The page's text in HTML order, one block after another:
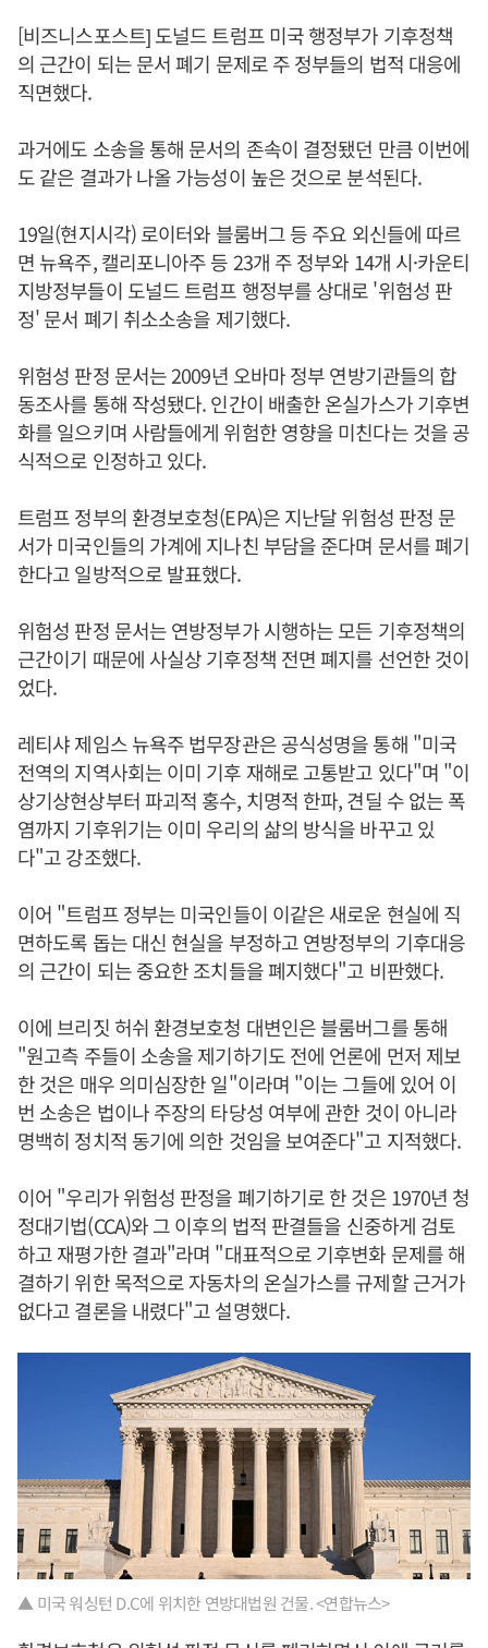
[비즈니스포스트] 도널드 트럼프 미국 행정부가 기후정책
의 근간이 되는 문서 폐기 문제로 주 정부들의 법적 대응에
직면했다.
과거에도 소송을 통해 문서의 존속이 결정됐던 만큼 이번에
도 같은 결과가 나올 가능성이 높은 것으로 분석된다.
19일(현지시각) 로이터와 블룸버그 등 주요 외신들에 따르
면 뉴욕주, 캘리포니아주 등 23개 주 정부와 14개 시·카운티
지방정부들이 도널드 트럼프 행정부를 상대로 '위험성 판
정' 문서 폐기 취소소송을 제기했다.
위험성 판정 문서는 2009년 오바마 정부 연방기관들의 합
동조사를 통해 작성됐다. 인간이 배출한 온실가스가 기후변
화를 일으키며 사람들에게 위험한 영향을 미친다는 것을 공
식적으로 인정하고 있다.
트럼프 정부의 환경보호청(EPA)은 지난달 위험성 판정 문
서가 미국인들의 가계에 지나친 부담을 준다며 문서를 폐기
한다고 일방적으로 발표했다.
위험성 판정 문서는 연방정부가 시행하는 모든 기후정책의
근간이기 때문에 사실상 기후정책 전면 폐지를 선언한 것이
었다.
레티샤 제임스 뉴욕주 법무장관은 공식성명을 통해 "미국
전역의 지역사회는 이미 기후 재해로 고통받고 있다"며 "이
상기상현상부터 파괴적 홍수, 치명적 한파, 견딜 수 없는 폭
염까지 기후위기는 이미 우리의 삶의 방식을 바꾸고 있
다"고 강조했다.
이어 "트럼프 정부는 미국인들이 이같은 새로운 현실에 직
면하도록 돕는 대신 현실을 부정하고 연방정부의 기후대응
의 근간이 되는 중요한 조치들을 폐지했다"고 비판했다.
이에 브리짓 허쉬 환경보호청 대변인은 블룸버그를 통해
"원고측 주들이 소송을 제기하기도 전에 언론에 먼저 제보
한 것은 매우 의미심장한 일"이라며 "이는 그들에 있어 이
번 소송은 법이나 주장의 타당성 여부에 관한 것이 아니라
명백히 정치적 동기에 의한 것임을 보여준다"고 지적했다.
이어 "우리가 위험성 판정을 폐기하기로 한 것은 1970년 청
정대기법(CCA)와 그 이후의 법적 판결들을 신중하게 검토
하고 재평가한 결과"라며 "대표적으로 기후변화 문제를 해
결하기 위한 목적으로 자동차의 온실가스를 규제할 근거가
없다고 결론을 내렸다"고 설명했다.
▲ 미국 워싱턴 D.C에 위치한 연방대법원 건물. <연합뉴스>